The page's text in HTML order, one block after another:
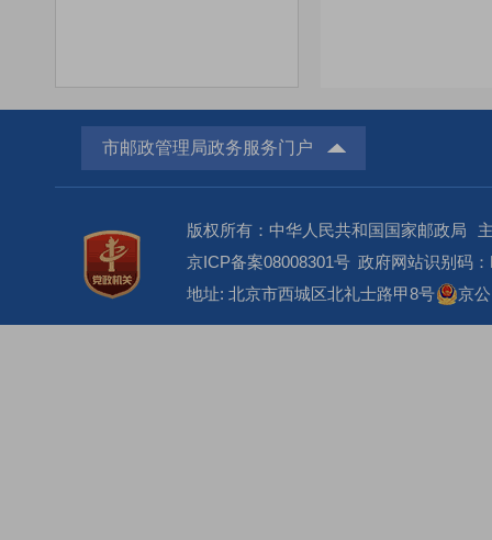
市邮政管理局政务服务门户
版权所有：中华人民共和国国家邮政局
京ICP备案08008301号 政府网站识别码
地址: 北京市西城区北礼士路甲8号
京